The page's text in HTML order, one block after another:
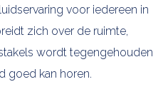
voor iedereen in
zich over de ruimte,
wordt tegengehouden
goed kan horen.